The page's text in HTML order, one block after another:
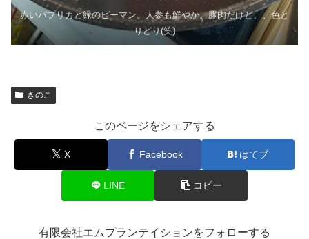
赤いパプリカと緑のピーマン。人参も鮮やか。豚肉だけど、、色と
りどり(笑)
きのこ
このページをシェアする
X Facebook はてブ
LINE コピー
有限会社エムプランテイションをフォローする